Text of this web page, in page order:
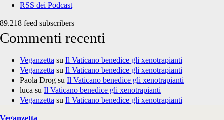
RSS dei Podcast
89.218 feed subscribers
Commenti recenti
Veganzetta su Il Vaticano benedice gli xenotrapianti
Veganzetta su Il Vaticano benedice gli xenotrapianti
Paola Drog su Il Vaticano benedice gli xenotrapianti
luca su Il Vaticano benedice gli xenotrapianti
Veganzetta su Il Vaticano benedice gli xenotrapianti
Veganzetta